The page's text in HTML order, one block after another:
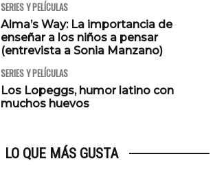
SERIES Y PELÍCULAS
Alma’s Way: La importancia de
enseñar a los niños a pensar
(entrevista a Sonia Manzano)
SERIES Y PELÍCULAS
Los Lopeggs, humor latino con
muchos huevos
LO QUE MÁS GUSTA